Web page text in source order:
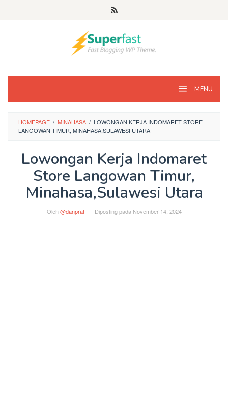
MENU
HOMEPAGE / MINAHASA / LOWONGAN KERJA INDOMARET STORE
LANGOWAN TIMUR, MINAHASA,SULAWESI UTARA
Lowongan Kerja Indomaret
Store Langowan Timur,
Minahasa,Sulawesi Utara
Oleh@danprat Diposting pada November 14, 2024